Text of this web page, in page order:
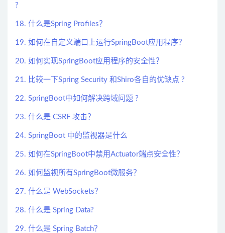
?
18. 什么是Spring Profiles？
19. 如何在自定义端口上运行SpringBoot应用程序？
20. 如何实现SpringBoot应用程序的安全性？
21. 比较一下Spring Security 和Shiro各自的优缺点 ?
22. SpringBoot中如何解决跨域问题 ?
23. 什么是 CSRF 攻击？
24. SpringBoot 中的监视器是什么
25. 如何在SpringBoot中禁用Actuator端点安全性？
26. 如何监视所有SpringBoot微服务？
27. 什么是 WebSockets？
28. 什么是 Spring Data?
29. 什么是 Spring Batch？